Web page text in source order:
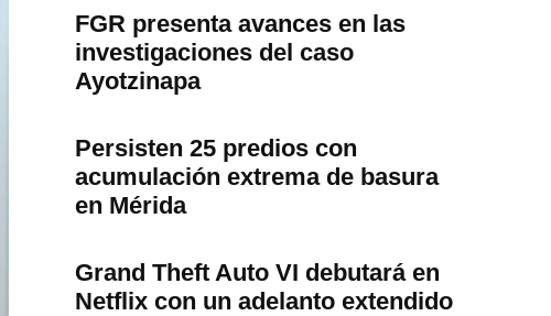
FGR presenta avances en las
investigaciones del caso
Ayotzinapa
Persisten 25 predios con
acumulación extrema de basura
en Mérida
Grand Theft Auto VI debutará en
Netflix con un adelanto extendido